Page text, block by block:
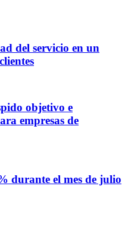
del servicio en un
objetivo e
empresas de
durante el mes de julio